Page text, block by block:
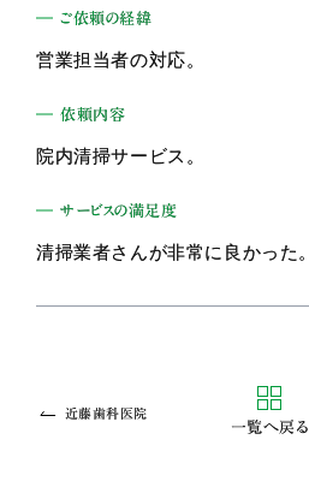
ご依頼の経緯
営業担当者の対応。
依頼内容
院内清掃サービス。
サービスの満足度
清掃業者さんが非常に良かった。
近藤歯科医院
一覧へ戻る